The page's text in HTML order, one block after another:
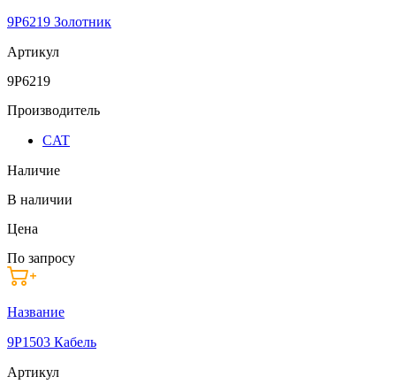
9P6219 Золотник
Артикул
9P6219
Производитель
CAT
Наличие
В наличии
Цена
По запросу
Название
9P1503 Кабель
Артикул